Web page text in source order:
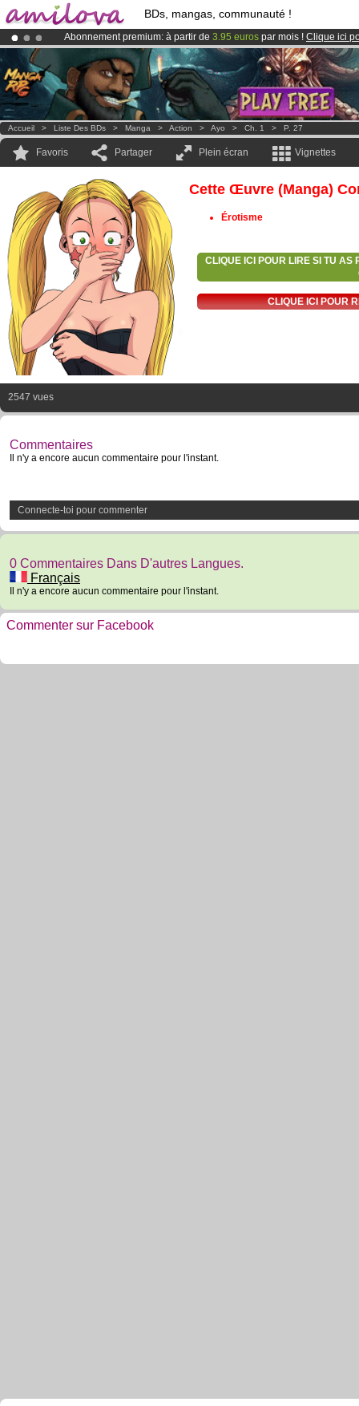
BDs, mangas, communauté !
Abonnement premium: à partir de 3.95 euros par mois ! Clique ici
LeKickstarter Amilova est désormais lancé!.
Déjà 134393membreset 1208BDs & Mangas!
Accueil > Liste Des BDs > Manga > Action > Ayo > Ch. 1 > P. 27
Favoris Partager Plein écran Vignettes
Cette Œuvre (manga)
Érotisme
CLIQUE ICI POUR LIRE SI TU AS
CLIQUE ICI POUR
2547 vues
Commentaires
Il n'y a encore aucun commentaire pour l'instant.
Connecte-toi pour commenter
0 Commentaires Dans D'autres Langues.
Français
Il n'y a encore aucun commentaire pour l'instant.
Commenter sur Facebook